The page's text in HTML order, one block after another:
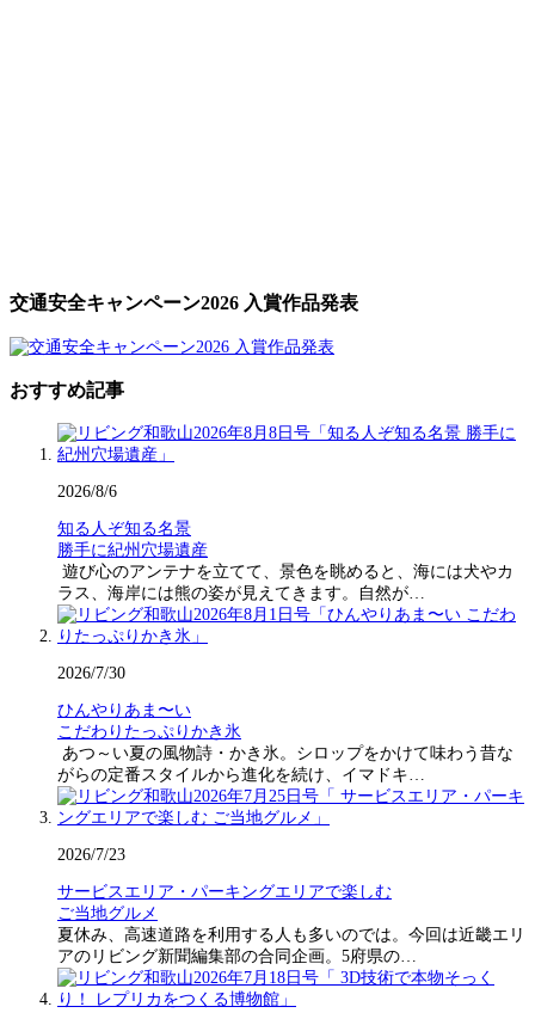
交通安全キャンペーン2026 入賞作品発表
おすすめ記事
2026/8/6
知る人ぞ知る名景
勝手に紀州穴場遺産
遊び心のアンテナを立てて、景色を眺めると、海には犬やカ
ラス、海岸には熊の姿が見えてきます。自然が…
2026/7/30
ひんやりあま〜い
こだわりたっぷりかき氷
あつ～い夏の風物詩・かき氷。シロップをかけて味わう昔な
がらの定番スタイルから進化を続け、イマドキ…
2026/7/23
サービスエリア・パーキングエリアで楽しむ
ご当地グルメ
夏休み、高速道路を利用する人も多いのでは。今回は近畿エリ
アのリビング新聞編集部の合同企画。5府県の…